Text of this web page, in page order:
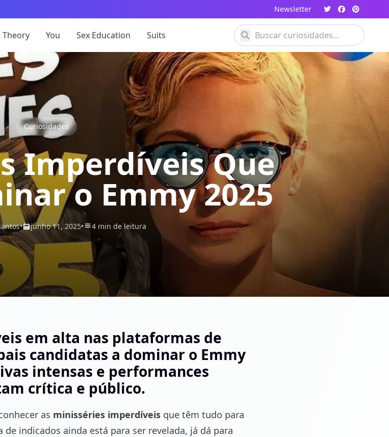
Newsletter
Theory You Sex Education Suits
Curiosidades
Imperdíveis Que
o Emmy 2025
• junho 11, 2025• 4 min de leitura
em alta nas plataformas de
candidatas a dominar o Emmy
intensas e performances
crítica e público.
as minisséries imperdíveis que têm tudo para
indicados ainda está para ser revelada, já dá para